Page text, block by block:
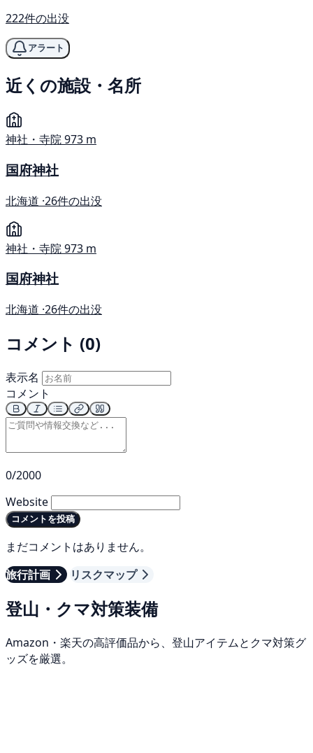
222件の出没
アラート
近くの施設・名所
神社・寺院973 m
国府神社
北海道 ·26件の出没
神社・寺院973 m
国府神社
北海道 ·26件の出没
コメント (0)
表示名
コメント
0/2000
Website
コメントを投稿
まだコメントはありません。
旅行計画
リスクマップ
登山・クマ対策装備
Amazon・楽天の高評価品から、登山アイテムとクマ対策グ
ッズを厳選。